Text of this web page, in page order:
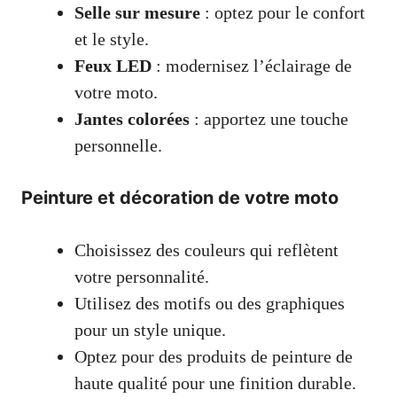
Selle sur mesure : optez pour le confort
et le style.
Feux LED : modernisez l’éclairage de
votre moto.
Jantes colorées : apportez une touche
personnelle.
Peinture et décoration de votre moto
Choisissez des couleurs qui reflètent
votre personnalité.
Utilisez des motifs ou des graphiques
pour un style unique.
Optez pour des produits de peinture de
haute qualité pour une finition durable.